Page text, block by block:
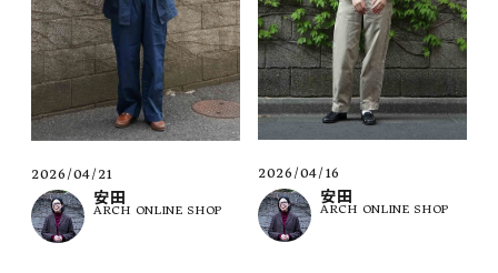
2026/04/21
安田
ARCH ONLINE SHOP
2026/04/16
安田
ARCH ONLINE SHOP